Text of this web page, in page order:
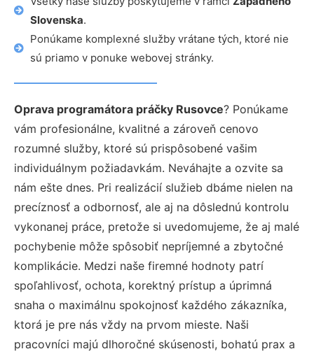
Slovenska.
Ponúkame komplexné služby vrátane tých, ktoré nie
sú priamo v ponuke webovej stránky.
Oprava programátora práčky Rusovce? Ponúkame
vám profesionálne, kvalitné a zároveň cenovo
rozumné služby, ktoré sú prispôsobené vašim
individuálnym požiadavkám. Neváhajte a ozvite sa
nám ešte dnes. Pri realizácií služieb dbáme nielen na
precíznosť a odbornosť, ale aj na dôslednú kontrolu
vykonanej práce, pretože si uvedomujeme, že aj malé
pochybenie môže spôsobiť nepríjemné a zbytočné
komplikácie. Medzi naše firemné hodnoty patrí
spoľahlivosť, ochota, korektný prístup a úprimná
snaha o maximálnu spokojnosť každého zákazníka,
ktorá je pre nás vždy na prvom mieste. Naši
pracovníci majú dlhoročné skúsenosti, bohatú prax a